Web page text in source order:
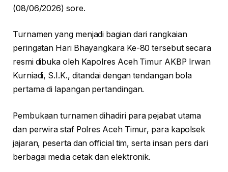
(08/06/2026) sore.
Turnamen yang menjadi bagian dari rangkaian
peringatan Hari Bhayangkara Ke-80 tersebut secara
resmi dibuka oleh Kapolres Aceh Timur AKBP Irwan
Kurniadi, S.I.K., ditandai dengan tendangan bola
pertama di lapangan pertandingan.
Pembukaan turnamen dihadiri para pejabat utama
dan perwira staf Polres Aceh Timur, para kapolsek
jajaran, peserta dan official tim, serta insan pers dari
berbagai media cetak dan elektronik.